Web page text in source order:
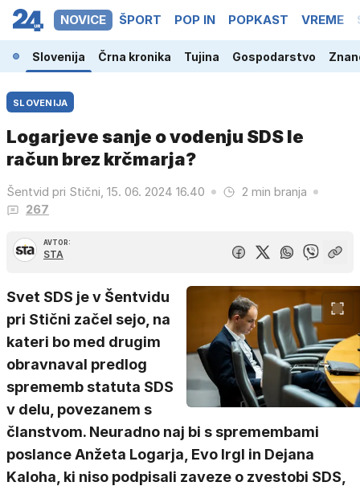
NOVICE ŠPORT POP IN POPKAST VREME
Slovenija Črna kronika Tujina Gospodarstvo
SLOVENIJA
Logarjeve sanje o vodenju SDS le
račun brez krčmarja?
Šentvid pri Stični, 15. 06. 2024 16.40
2 min branja
267
AVTOR:
STA
Svet SDS je v Šentvidu
pri Stični začel sejo, na
kateri bo med drugim
obravnaval predlog
sprememb statuta SDS
v delu, povezanem s
članstvom. Neuradno naj bi s spremembami
poslance Anžeta Logarja, Evo Irgl in Dejana
Kaloha, ki niso podpisali zaveze o zvestobi SDS,